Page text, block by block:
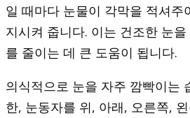
일 때마다 눈물이 각막을 적셔주
지시켜 줍니다. 이는 건조한 눈
를 줄이는 데 큰 도움이 됩니다.
의식적으로 눈을 자주 깜빡이는
한, 눈동자를 위, 아래, 오른쪽,